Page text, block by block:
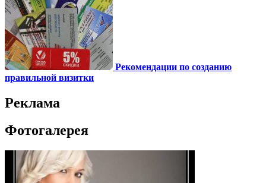
Рекомендации по созданию
правильной визитки
Реклама
Фотогалерея